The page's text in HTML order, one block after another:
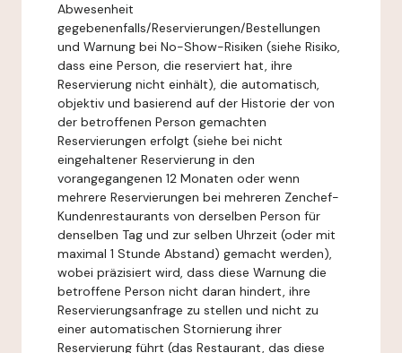
Abwesenheit
gegebenenfalls/Reservierungen/Bestellungen
und Warnung bei No-Show-Risiken (siehe Risiko,
dass eine Person, die reserviert hat, ihre
Reservierung nicht einhält), die automatisch,
objektiv und basierend auf der Historie der von
der betroffenen Person gemachten
Reservierungen erfolgt (siehe bei nicht
eingehaltener Reservierung in den
vorangegangenen 12 Monaten oder wenn
mehrere Reservierungen bei mehreren Zenchef-
Kundenrestaurants von derselben Person für
denselben Tag und zur selben Uhrzeit (oder mit
maximal 1 Stunde Abstand) gemacht werden),
wobei präzisiert wird, dass diese Warnung die
betroffene Person nicht daran hindert, ihre
Reservierungsanfrage zu stellen und nicht zu
einer automatischen Stornierung ihrer
Reservierung führt (das Restaurant, das diese